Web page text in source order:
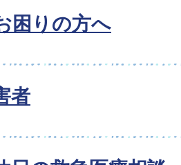
困りの方へ
者